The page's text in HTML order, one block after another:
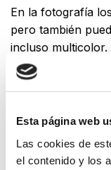
Esta página web
Las cookies de
el contenido y los
En la fotografía
pero también
incluso
hacer la compra.
Este producto no está